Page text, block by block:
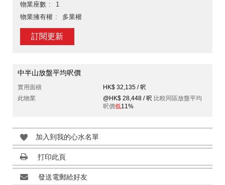
物業座數
1
物業擁有權
多業權
訂閱更新
中半山放盤平均呎價
實用面積
HK$ 32,135 / 呎
此物業
@HK$ 28,448 / 呎 比較同區放盤平均
呎價低11%
加入到我的心水名單
打印此頁
發送電郵給好友